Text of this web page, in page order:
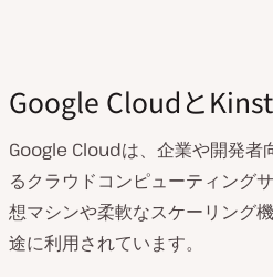
Google Cloudと
Google Cloudは、企業や開発者
るクラウドコンピューティング
想マシンや柔軟なスケーリング
途に利用されています。